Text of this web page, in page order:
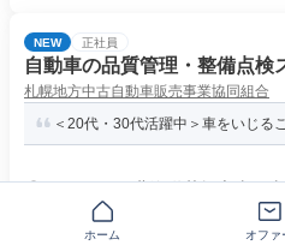
NEW 正社員
自動車の品質管理・整備点検
札幌地方中古自動車販売事業協同組合
＜20代・30代活躍中＞車をいじる
〒007-0820北海道札幌市東区
月給20万7000円～23万円
求めている人材 ＼＼20代・30
ホーム オファ